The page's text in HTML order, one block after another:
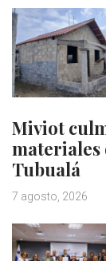
Miviot
materiales
Tubualá
7 agosto, 2026